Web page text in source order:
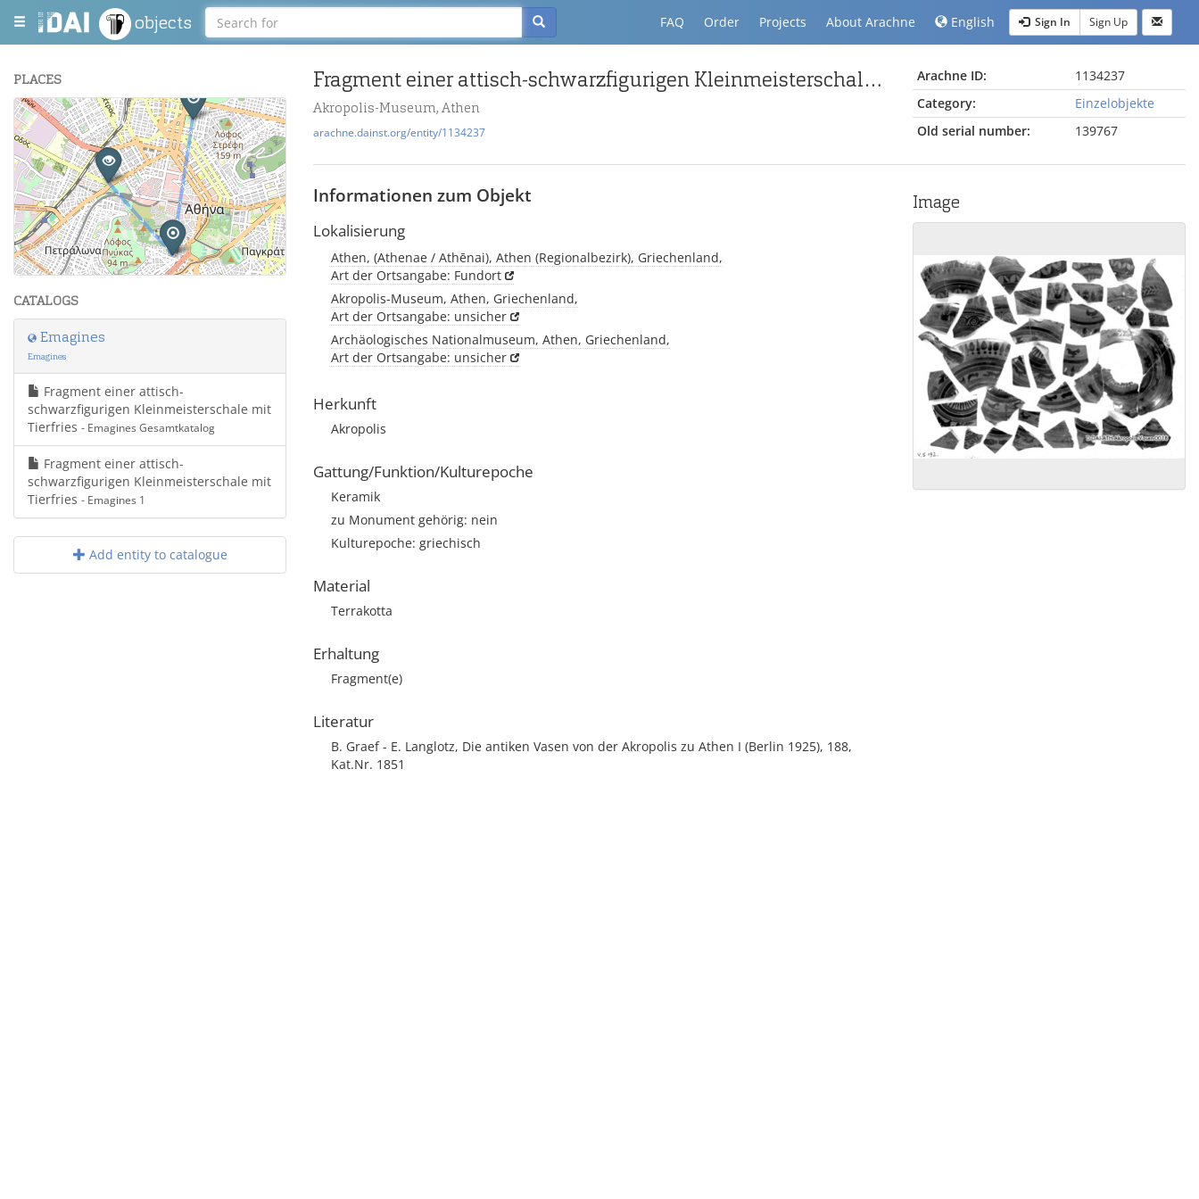
objects FAQ Order Projects About Arachne English Sign In Sign Up
PLACES
+
−
Leaflet| Maps and Data ©OpenStreetMap.
CATALOGS
Emagines
Emagines
Fragment einer attisch-
schwarzfigurigen Kleinmeisterschale mit
Tierfries - Emagines Gesamtkatalog
Fragment einer attisch-
schwarzfigurigen Kleinmeisterschale mit
Tierfries - Emagines 1
Add entity to catalogue
Fragment einer attisch-schwarzfigurigen Kleinmeisterschale mit Tierfries
Akropolis-Museum, Athen
arachne.dainst.org/entity/1134237
Arachne ID:
1134237
Category:
Einzelobjekte
Old serial number:
139767
Informationen zum Objekt
Lokalisierung
Athen, (Athenae / Athēnai), Athen (Regionalbezirk), Griechenland,
Art der Ortsangabe: Fundort
Akropolis-Museum, Athen, Griechenland,
Art der Ortsangabe: unsicher
Archäologisches Nationalmuseum, Athen, Griechenland,
Art der Ortsangabe: unsicher
Herkunft
Akropolis
Gattung/Funktion/Kulturepoche
Keramik
zu Monument gehörig: nein
Kulturepoche: griechisch
Material
Terrakotta
Erhaltung
Fragment(e)
Literatur
B. Graef - E. Langlotz, Die antiken Vasen von der Akropolis zu Athen I (Berlin 1925), 188,
Kat.Nr. 1851
Image